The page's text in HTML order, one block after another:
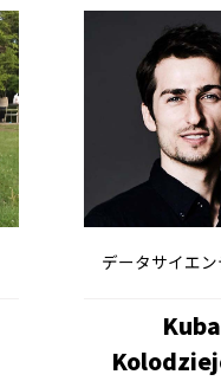
データサイエン
Kuba